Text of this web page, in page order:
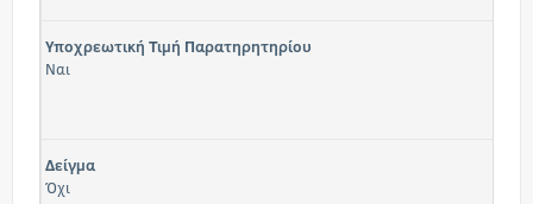
Υποχρεωτική Τιμή Παρατηρητηρίου
Ναι
Δείγμα
Όχι